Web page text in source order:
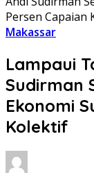
Persen Capaian
Makassar
Lampaui
Sudirman
Ekonomi
Kolektif